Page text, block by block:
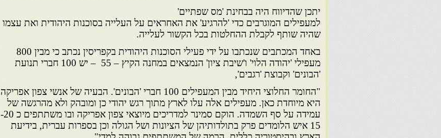
יתכן שהדיווח היה בבחינת 'מס שפתיים'
למעפילים המוגרבים כדי 'להרגיע' את האחראים על העלייה בסוכנות היהודית ואת עצמו
שהיה שותף לקבלת ההחלטות בכל הקשור לעלייה.
באחד המכתבים שנכתבו על ידי פעילי הסוכנות היהודית בקפריסין נכתב כי מבין 800
מעפילי 'יהודה
הלוי' ו'שיבת ציון' הנמצאים במחנה הקיץ – 55 – יש 100 חברי תנועת
'הבונים' וקבוצת 'רגבים',
"החומר החלוצי היחיד מבין המעפילים 100 חברי 'הבונים'. הבעיה של אנשי צפון אפריקה
היא מיוחדת כאן. מעפילים אלה עלו לארץ מתוך רגש יהודי כן ומובהק ולא מהרגשה של
עמידה על סף
השמדה. הוקם סמינר למדריכים מיוצאי צפון אפריקה ובו משתתפים כ 20-
15 איש הלומדים פרק
בתולדותיהן של הציונות ושל הגולה וכן בספרות עברית, בידיעת